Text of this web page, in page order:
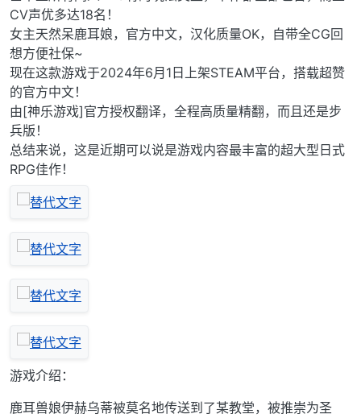
CV声优多达18名！
女主天然呆鹿耳娘，官方中文，汉化质量OK，自带全CG回
想方便社保~
现在这款游戏于2024年6月1日上架STEAM平台，搭载超赞
的官方中文！
由[神乐游戏]官方授权翻译，全程高质量精翻，而且还是步
兵版！
总结来说，这是近期可以说是游戏内容最丰富的超大型日式
RPG佳作！
游戏介绍：
鹿耳兽娘伊赫乌蒂被莫名地传送到了某教堂，被推崇为圣